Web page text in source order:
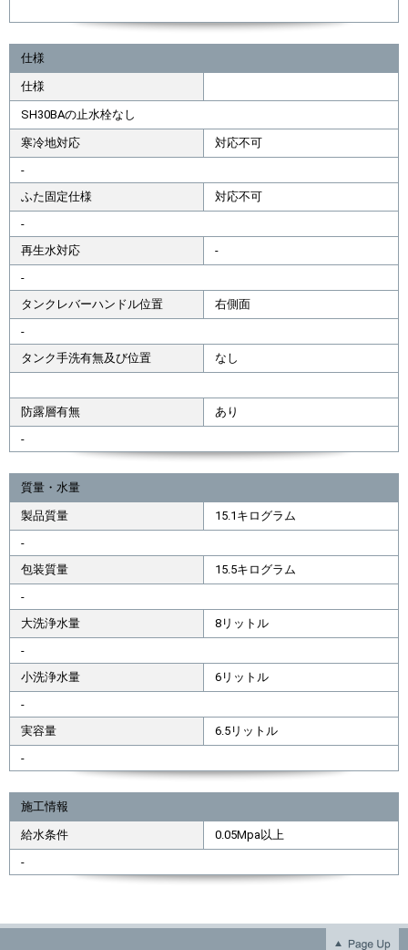
仕様
仕様
SH30BAの止水栓なし
寒冷地対応
対応不可
-
ふた固定仕様
対応不可
-
再生水対応
-
-
タンクレバーハンドル位置
右側面
-
タンク手洗有無及び位置
なし
防露層有無
あり
-
質量・水量
製品質量
15.1キログラム
-
包装質量
15.5キログラム
-
大洗浄水量
8リットル
-
小洗浄水量
6リットル
-
実容量
6.5リットル
-
施工情報
給水条件
0.05Mpa以上
-